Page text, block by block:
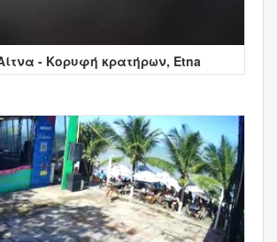
- Κορυφή κρατήρων, Etna